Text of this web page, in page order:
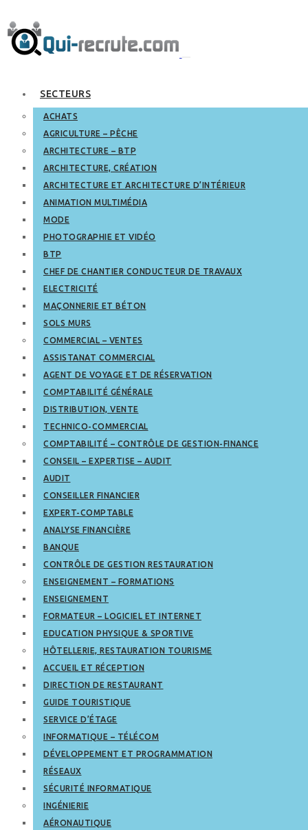
SECTEURS
ACHATS
AGRICULTURE – PÊCHE
ARCHITECTURE – BTP
ARCHITECTURE, CRÉATION
ARCHITECTURE ET ARCHITECTURE D’INTÉRIEUR
ANIMATION MULTIMÉDIA
MODE
PHOTOGRAPHIE ET VIDÉO
BTP
CHEF DE CHANTIER CONDUCTEUR DE TRAVAUX
ELECTRICITÉ
MAÇONNERIE ET BÉTON
SOLS MURS
COMMERCIAL – VENTES
ASSISTANAT COMMERCIAL
AGENT DE VOYAGE ET DE RÉSERVATION
COMPTABILITÉ GÉNÉRALE
DISTRIBUTION, VENTE
TECHNICO-COMMERCIAL
COMPTABILITÉ – CONTRÔLE DE GESTION-FINANCE
CONSEIL – EXPERTISE – AUDIT
AUDIT
CONSEILLER FINANCIER
EXPERT-COMPTABLE
ANALYSE FINANCIÈRE
BANQUE
CONTRÔLE DE GESTION RESTAURATION
ENSEIGNEMENT – FORMATIONS
ENSEIGNEMENT
FORMATEUR – LOGICIEL ET INTERNET
EDUCATION PHYSIQUE & SPORTIVE
HÔTELLERIE, RESTAURATION TOURISME
ACCUEIL ET RÉCEPTION
DIRECTION DE RESTAURANT
GUIDE TOURISTIQUE
SERVICE D’ÉTAGE
INFORMATIQUE – TÉLÉCOM
DÉVELOPPEMENT ET PROGRAMMATION
RÉSEAUX
SÉCURITÉ INFORMATIQUE
INGÉNIERIE
AÉRONAUTIQUE